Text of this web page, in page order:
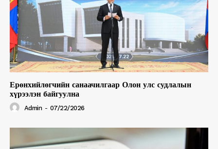
Ерөнхийлөгчийн санаачилгаар Олон улс судлалын
хүрээлэн байгуулна
Admin - 07/22/2026